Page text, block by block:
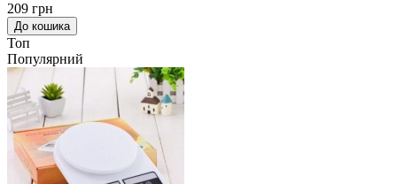
209 грн
До кошика
Топ
Популярний